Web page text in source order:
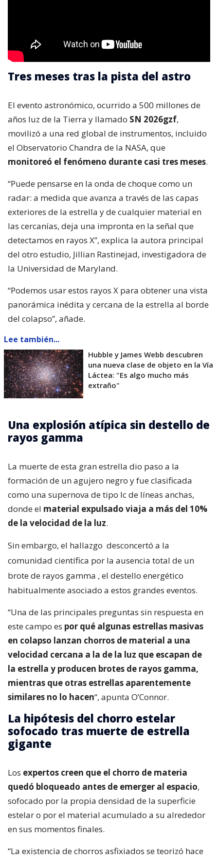
Tres meses tras la pista del astro
El evento astronómico, ocurrido a 500 millones de
años luz de la Tierra y llamado SN 2026gzf,
movilizó a una red global de instrumentos, incluido
el Observatorio Chandra de la NASA, que
monitoreó el fenómeno durante casi tres meses.
“Puede pensarse en la onda de choque como un
radar: a medida que avanza a través de las capas
exteriores de la estrella y de cualquier material en
las cercanías, deja una impronta en la señal que
detectamos en rayos X”, explica la autora principal
del otro estudio, Jillian Rastinejad, investigadora de
la Universidad de Maryland.
“Podemos usar estos rayos X para obtener una vista
panorámica inédita y cercana de la estrella al borde
del colapso”, añade.
Lee también...
Hubble y James Webb descubren
una nueva clase de objeto en la Vía
Láctea: "Es algo mucho más
extraño"
Una explosión atípica sin destello de
rayos gamma
La muerte de esta gran estrella dio paso a la
formación de un agujero negro y fue clasificada
como una supernova de tipo Ic de líneas anchas,
donde el material expulsado viaja a más del 10%
de la velocidad de la luz.
Sin embargo, el hallazgo desconcertó a la
comunidad científica por la ausencia total de un
brote de rayos gamma , el destello energético
habitualmente asociado a estos grandes eventos.
“Una de las principales preguntas sin respuesta en
este campo es por qué algunas estrellas masivas
en colapso lanzan chorros de material a una
velocidad cercana a la de la luz que escapan de
la estrella y producen brotes de rayos gamma,
mientras que otras estrellas aparentemente
similares no lo hacen“, apunta O’Connor.
La hipótesis del chorro estelar
sofocado tras muerte de estrella
gigante
Los expertos creen que el chorro de materia
quedó bloqueado antes de emerger al espacio,
sofocado por la propia densidad de la superficie
estelar o por el material acumulado a su alrededor
en sus momentos finales.
“La existencia de chorros asfixiados se teorizó hace